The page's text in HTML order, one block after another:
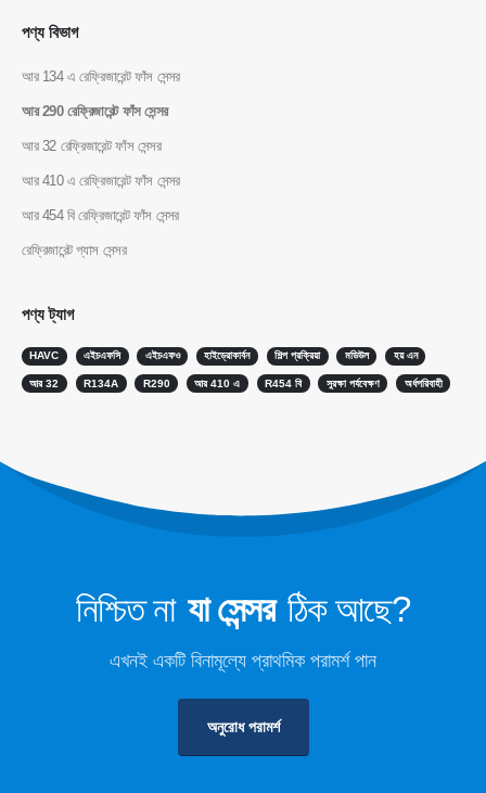
পণ্য বিভাগ
আর 134 এ রেফ্রিজারেন্ট ফাঁস সেন্সর
আর 290 রেফ্রিজারেন্ট ফাঁস সেন্সর
আর 32 রেফ্রিজারেন্ট ফাঁস সেন্সর
আর 410 এ রেফ্রিজারেন্ট ফাঁস সেন্সর
আর 454 বি রেফ্রিজারেন্ট ফাঁস সেন্সর
রেফ্রিজারেন্ট গ্যাস সেন্সর
পণ্য ট্যাগ
HAVC এইচএফসি এইচএফও হাইড্রোকার্বন শিল্প প্রক্রিয়া মডিউল হয় এন
আর 32 R134A R290 আর 410 এ R454 বি সুরক্ষা পর্যবেক্ষণ অর্ধপরিবাহী
নিশ্চিত না যা সেন্সর ঠিক আছে?
এখনই একটি বিনামূল্যে প্রাথমিক পরামর্শ পান
অনুরোধ পরামর্শ
আর 454 বি সেন্সর
আমাদের সমাধান
এইচভিএসি সিস্টেমের জন্য রেফ্রিজারেন্ট ফাঁস
কোল্ড চেইন রেফ্রিজারেন্ট পর্যবেক্ষণ
ডেটা সেন্টার কুলিং সিস্টেম মনিটরিং
আমাদের অনুসরণ করুন
উইনসেন। © 2026. সর্বস্বত্ব সংরক্ষিত